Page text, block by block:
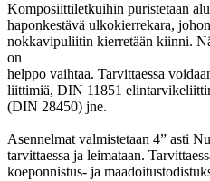
Komposiittiletkuihin puristetaan
haponkestävä ulkokierrekara,
nokkavipuliitin kierretään kiinni.
on
helppo vaihtaa. Tarvittaessa
liittimiä, DIN 11851
(DIN 28450) jne.
Asennelmat valmistetaan 4” asti
tarvittaessa ja leimataan.
koeponnistus- ja